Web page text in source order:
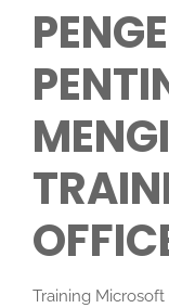
Training